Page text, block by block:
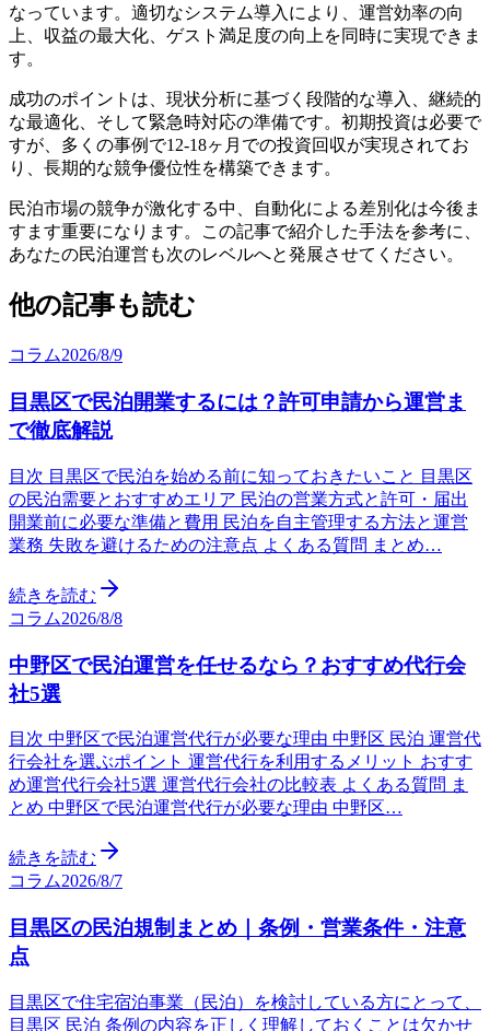
なっています。適切なシステム導入により、運営効率の向
上、収益の最大化、ゲスト満足度の向上を同時に実現できま
す。
成功のポイントは、現状分析に基づく段階的な導入、継続的
な最適化、そして緊急時対応の準備です。初期投資は必要で
すが、多くの事例で12-18ヶ月での投資回収が実現されてお
り、長期的な競争優位性を構築できます。
民泊市場の競争が激化する中、自動化による差別化は今後ま
すます重要になります。この記事で紹介した手法を参考に、
あなたの民泊運営も次のレベルへと発展させてください。
他の記事も読む
コラム2026/8/9
目黒区で民泊開業するには？許可申請から運営ま
で徹底解説
目次 目黒区で民泊を始める前に知っておきたいこと 目黒区
の民泊需要とおすすめエリア 民泊の営業方式と許可・届出
開業前に必要な準備と費用 民泊を自主管理する方法と運営
業務 失敗を避けるための注意点 よくある質問 まとめ…
続きを読む
コラム2026/8/8
中野区で民泊運営を任せるなら？おすすめ代行会
社5選
目次 中野区で民泊運営代行が必要な理由 中野区 民泊 運営代
行会社を選ぶポイント 運営代行を利用するメリット おすす
め運営代行会社5選 運営代行会社の比較表 よくある質問 ま
とめ 中野区で民泊運営代行が必要な理由 中野区…
続きを読む
コラム2026/8/7
目黒区の民泊規制まとめ｜条例・営業条件・注意
点
目黒区で住宅宿泊事業（民泊）を検討している方にとって、
目黒区 民泊 条例の内容を正しく理解しておくことは欠かせ